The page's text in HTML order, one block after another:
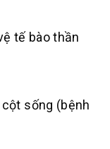
tế bào thần
sống (bệnh